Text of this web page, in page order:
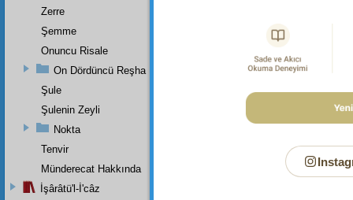
Zerre
Şemme
Onuncu Risale
On Dördüncü Reşha
Şule
Şulenin Zeyli
Nokta
Tenvir
Münderecat Hakkında
İşârâtü'l-İ'câz